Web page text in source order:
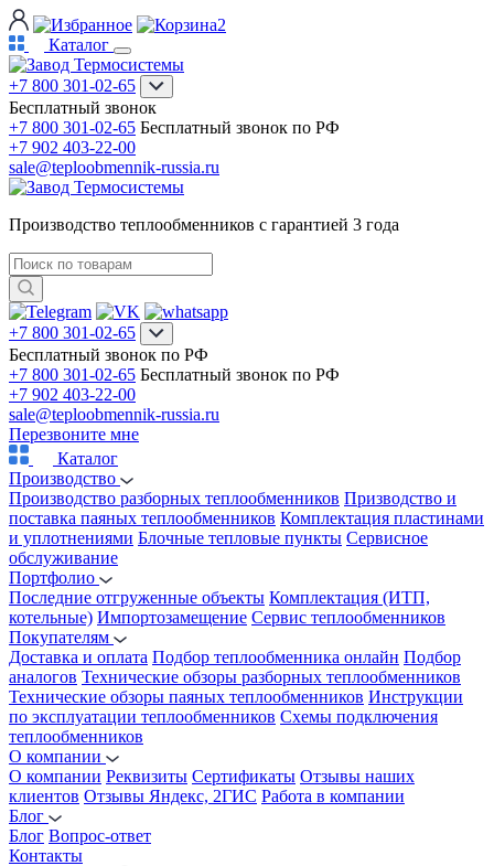
2
Каталог
+7 800 301-02-65
Бесплатный звонок
+7 800 301-02-65 Бесплатный звонок по РФ
+7 902 403-22-00
sale@teploobmennik-russia.ru
Производство теплообменников с гарантией 3 года
+7 800 301-02-65
Бесплатный звонок по РФ
+7 800 301-02-65 Бесплатный звонок по РФ
+7 902 403-22-00
sale@teploobmennik-russia.ru
Перезвоните мне
Каталог
Производство
Производство разборных теплообменников Призводство и
поставка паяных теплообменников Комплектация пластинами
и уплотнениями Блочные тепловые пункты Сервисное
обслуживание
Портфолио
Последние отгруженные объекты Комплектация (ИТП,
котельные) Импортозамещение Сервис теплообменников
Покупателям
Доставка и оплата Подбор теплообменника онлайн Подбор
аналогов Технические обзоры разборных теплообменников
Технические обзоры паяных теплообменников Инструкции
по эксплуатации теплообменников Схемы подключения
теплообменников
О компании
О компании Реквизиты Сертификаты Отзывы наших
клиентов Отзывы Яндекс, 2ГИС Работа в компании
Блог
Блог Вопрос-ответ
Контакты